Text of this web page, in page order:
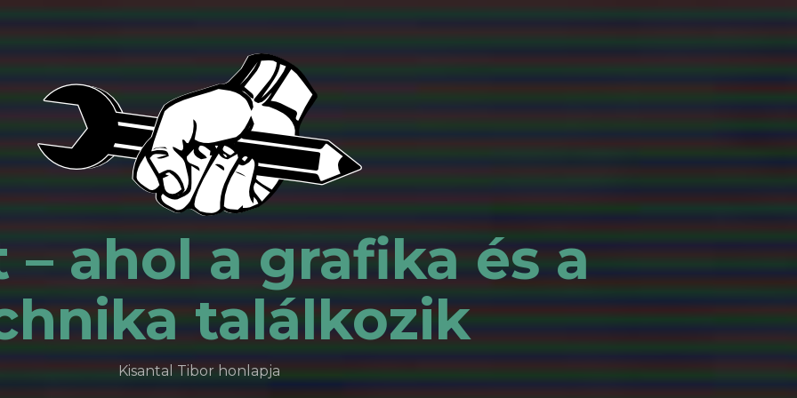
– ahol a grafika és a
találkozik
Kisantal Tibor honlapja